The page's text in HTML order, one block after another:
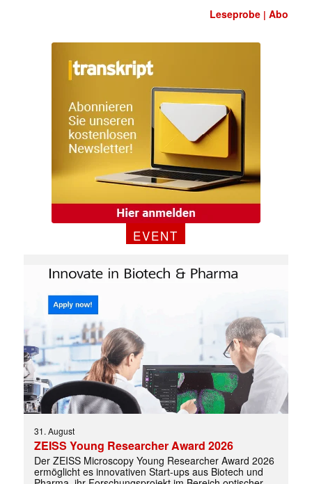
Leseprobe |Abo
EVENT
31. August
ZEISS Young Researcher Award 2026
Der ZEISS Microscopy Young Researcher Award 2026
ermöglicht es innovativen Start-ups aus Biotech und